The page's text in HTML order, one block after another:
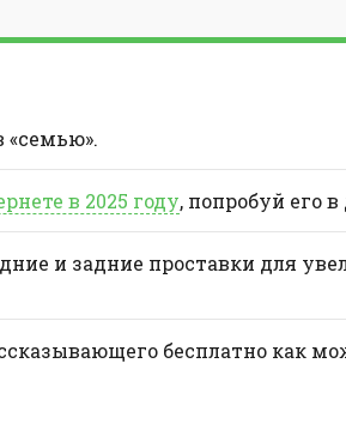
«семью».
в 2025 году, попробуй его
и задние проставки для
бесплатно как